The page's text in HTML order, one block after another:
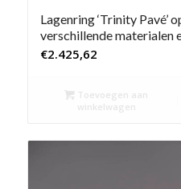
Lagenring ‘Trinity Pavé’
verschillende materialen
€2.425,62
Toevoegen aan
winkelwagen